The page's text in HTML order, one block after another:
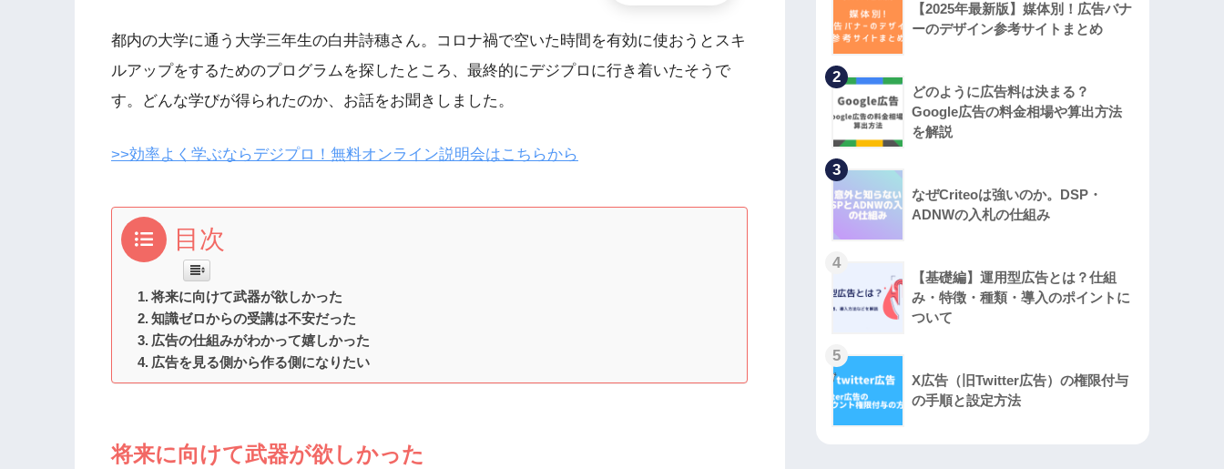
都内の大学に通う大学三年生の白井詩穗さん。コロナ禍で空いた時間を有効に使おうとスキ
ルアップをするためのプログラムを探したところ、最終的にデジプロに行き着いたそうで
す。どんな学びが得られたのか、お話をお聞きしました。
>>効率よく学ぶならデジプロ！無料オンライン説明会はこちらから
目次
将来に向けて武器が欲しかった
知識ゼロからの受講は不安だった
広告の仕組みがわかって嬉しかった
広告を見る側から作る側になりたい
将来に向けて武器が欲しかった
【2025年最新版】媒体別！広告バナ
ーのデザイン参考サイトまとめ
2
どのように広告料は決まる？
Google広告の料金相場や算出方法
を解説
3
なぜCriteoは強いのか。DSP・
ADNWの入札の仕組み
4
【基礎編】運用型広告とは？仕組
み・特徴・種類・導入のポイントに
ついて
5
X広告（旧Twitter広告）の権限付与
の手順と設定方法